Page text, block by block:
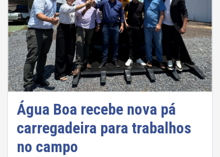
Água Boa recebe nova pá
carregadeira para trabalhos
no campo